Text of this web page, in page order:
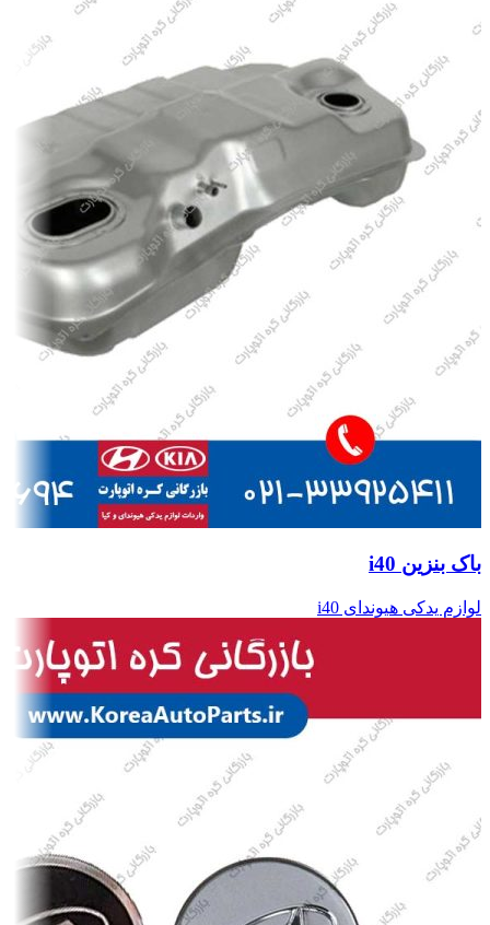
باک بنزین i40
لوازم یدکی هیوندای i40